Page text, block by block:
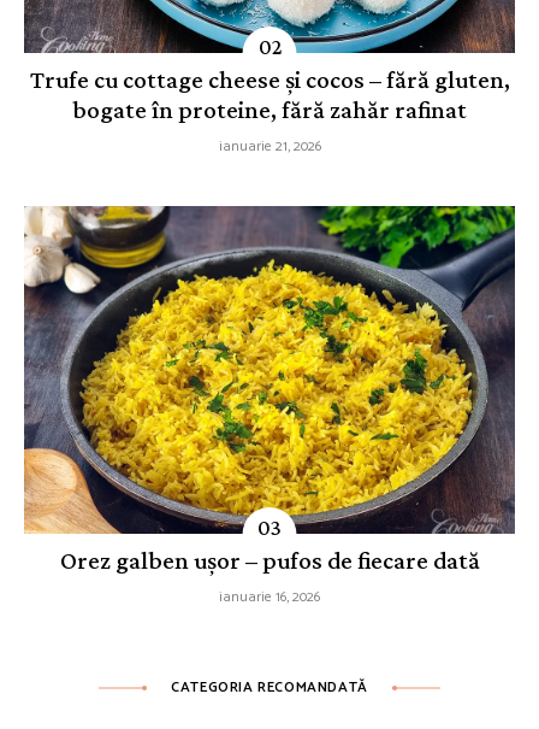
Trufe cu cottage cheese și cocos – fără gluten,
bogate în proteine, fără zahăr rafinat
ianuarie 21, 2026
Orez galben ușor – pufos de fiecare dată
ianuarie 16, 2026
CATEGORIA RECOMANDATĂ